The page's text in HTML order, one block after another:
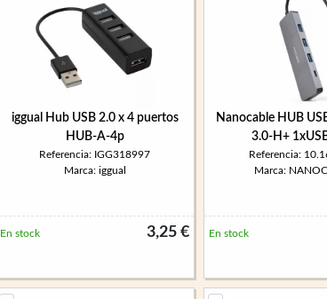
iggual Hub USB 2.0 x 4 puertos
HUB-A-4p
Referencia: IGG318997
Marca: iggual
3,25 €
En stock
Nanocable HUB
3.0-H+
Referencia:
Marca:
En stock